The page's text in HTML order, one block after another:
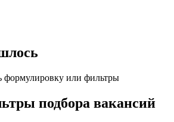
формулировку или фильтры
подбора вакансий